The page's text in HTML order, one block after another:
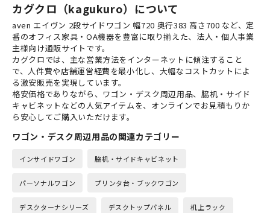
カグクロ（kagukuro）について
aven エイヴン 2段サイドワゴン 幅720 奥行383 高さ700 など、定
番のオフィス家具・OA機器を豊富に取り揃えた、法人・個人事業
主様向け通販サイトです。
カグクロでは、主な営業方法をインターネットに傾注すること
で、人件費や店舗運営経費を最小化し、大幅なコストカットによ
る激安販売を実現しています。
格安価格でありながら、ワゴン・デスク周辺用品、脇机・サイド
キャビネットなどの人気アイテムを、オンラインでお見積もりか
ら安心してご購入いただけます。
ワゴン・デスク周辺用品の関連カテゴリー
インサイドワゴン 脇机・サイドキャビネット
パーソナルワゴン プリンタ台・ブックワゴン
デスクターナシリーズ デスクトップパネル 机上ラック